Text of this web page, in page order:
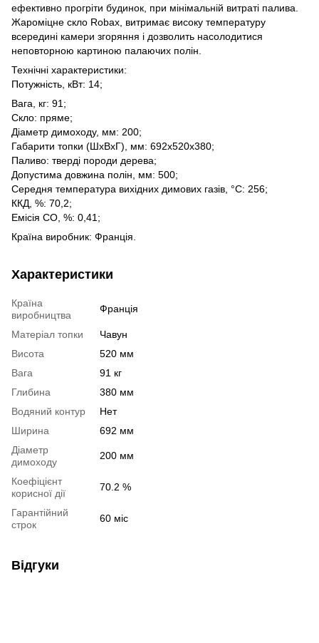
ефективно прогріти будинок, при мінімальній витраті палива.
Жароміцне скло Robax, витримає високу температуру
всередині камери згоряння і дозволить насолодитися
неповторною картиною палаючих полін.
Технічні характеристики:
Потужність, кВт: 14;
Вага, кг: 91;
Скло: пряме;
Діаметр димоходу, мм: 200;
Габарити топки (ШхВхГ), мм: 692х520х380;
Паливо: тверді породи дерева;
Допустима довжина полін, мм: 500;
Середня температура вихідних димових газів, °С: 256;
ККД, %: 70,2;
Емісія СО, %: 0,41;
Країна виробник: Франція.
Характеристики
Країна
виробництва
Франція
Матеріал топки
Чавун
Висота
520 мм
Вага
91 кг
Глибина
380 мм
Водяний контур
Нет
Ширина
692 мм
Діаметр
димоходу
200 мм
Коефіцієнт
корисної дії
70.2 %
Гарантійний
строк
60 міс
Відгуки